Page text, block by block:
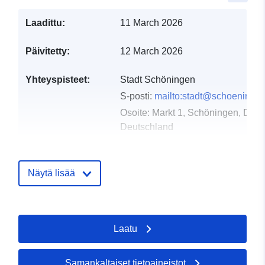
Laadittu: 11 March 2026
Päivitetty: 12 March 2026
Yhteyspisteet:
Stadt Schöningen
S-posti:
Osoite: Markt 1, Schöningen, D-
Deutschland
koskeva rekisteri:
March 2026
Päivitetty data.europa.eu:
April 2026
Näytä lisää
Laatu